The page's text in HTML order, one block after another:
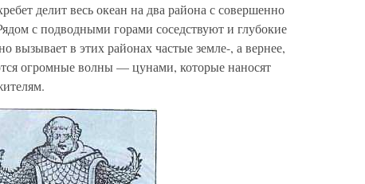
делит весь океан на два района с совершенно
с подводными горами соседствуют и глубокие
вызывает в этих районах частые земле-, а вернее,
огромные волны — цунами, которые наносят